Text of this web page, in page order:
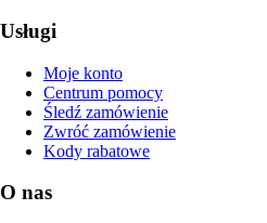
Usługi
Moje konto
Centrum pomocy
Śledź zamówienie
Zwróć zamówienie
Kody rabatowe
O nas